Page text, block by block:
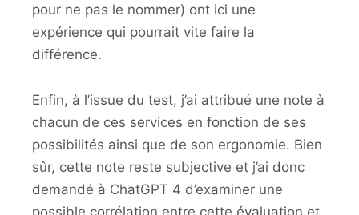
pour ne pas le nommer) ont ici une
expérience qui pourrait vite faire la
différence.
Enfin, à l’issue du test, j’ai attribué une note à
chacun de ces services en fonction de ses
possibilités ainsi que de son ergonomie. Bien
sûr, cette note reste subjective et j’ai donc
demandé à ChatGPT 4 d’examiner une
possible corrélation entre cette évaluation et